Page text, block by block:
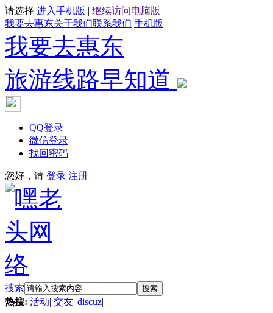
请选择 进入手机版 | 继续访问电脑版
我要去惠东关于我们联系我们 手机版
我要去惠东
旅游线路早知道
QQ登录
微信登录
找回密码
您好，请 登录 注册
搜索 搜索
热搜: 活动| 交友| discuz|